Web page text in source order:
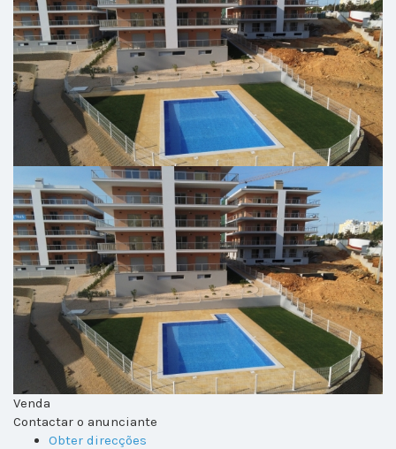
Venda
Contactar o anunciante
Obter direcções